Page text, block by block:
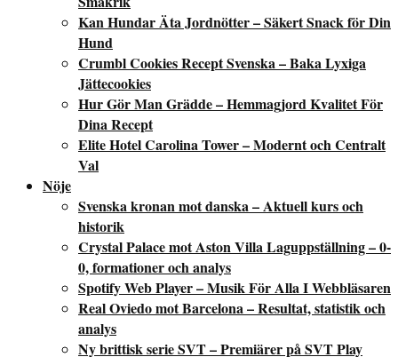
Kan Hundar Äta Jordnötter – Säkert Snack för Din
Hund
Crumbl Cookies Recept Svenska – Baka Lyxiga
Jättecookies
Hur Gör Man Grädde – Hemmagjord Kvalitet För
Dina Recept
Elite Hotel Carolina Tower – Modernt och Centralt
Val
Nöje
Svenska kronan mot danska – Aktuell kurs och
historik
Crystal Palace mot Aston Villa Laguppställning – 0-
0, formationer och analys
Spotify Web Player – Musik För Alla I Webbläsaren
Real Oviedo mot Barcelona – Resultat, statistik och
analys
Ny brittisk serie SVT – Premiärer på SVT Play